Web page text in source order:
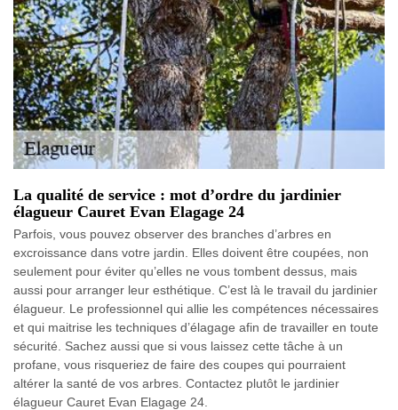
La qualité de service : mot d’ordre du jardinier
élagueur Cauret Evan Elagage 24
Parfois, vous pouvez observer des branches d’arbres en
excroissance dans votre jardin. Elles doivent être coupées, non
seulement pour éviter qu’elles ne vous tombent dessus, mais
aussi pour arranger leur esthétique. C’est là le travail du jardinier
élagueur. Le professionnel qui allie les compétences nécessaires
et qui maitrise les techniques d’élagage afin de travailler en toute
sécurité. Sachez aussi que si vous laissez cette tâche à un
profane, vous risqueriez de faire des coupes qui pourraient
altérer la santé de vos arbres. Contactez plutôt le jardinier
élagueur Cauret Evan Elagage 24.